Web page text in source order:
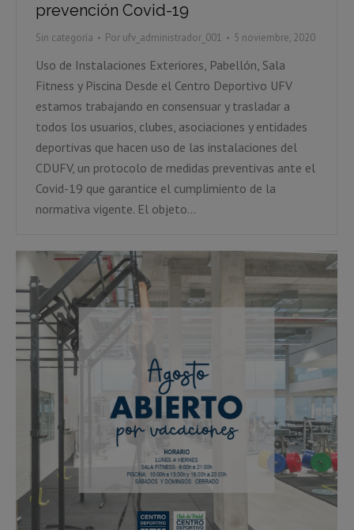
prevención Covid-19
Sin categoría Por ufv_administrador_001 5 noviembre, 2020
Uso de Instalaciones Exteriores, Pabellón, Sala
Fitness y Piscina Desde el Centro Deportivo UFV
estamos trabajando en consensuar y trasladar a
todos los usuarios, clubes, asociaciones y entidades
deportivas que hacen uso de las instalaciones del
CDUFV, un protocolo de medidas preventivas ante el
Covid-19 que garantice el cumplimiento de la
normativa vigente. El objeto…